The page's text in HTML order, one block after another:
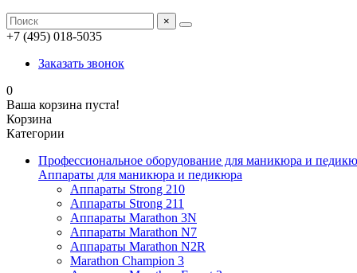
×
+7 (495) 018-5035
Заказать звонок
0
Ваша корзина пуста!
Корзина
Категории
Профессиональное оборудование для маникюра и
Аппараты для маникюра и педикюра
Аппараты Strong 210
Аппараты Strong 211
Аппараты Marathon 3N
Аппараты Marathon N7
Аппараты Marathon N2R
Marathon Champion 3